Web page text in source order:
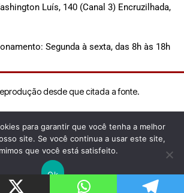
Luís, 140 (Canal 3) Encruzilhada,
Segunda à sexta, das 8h às 18h
desde que citada a fonte.
para garantir que você tenha a melhor
site. Se você continua a usar este site,
que você está satisfeito.
Ok